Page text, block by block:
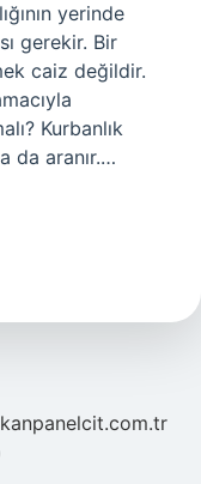
yerinde
gerekir. Bir
caiz değildir.
Kurbanlık
da aranır.…